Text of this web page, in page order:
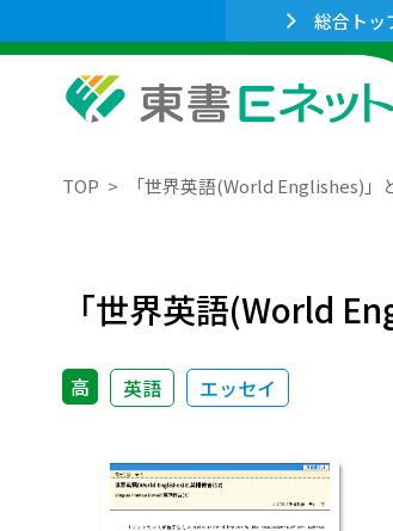
総合トッ
TOP 「世界英語(World Englishes)」
「世界英語(World
高 英語 エッセイ